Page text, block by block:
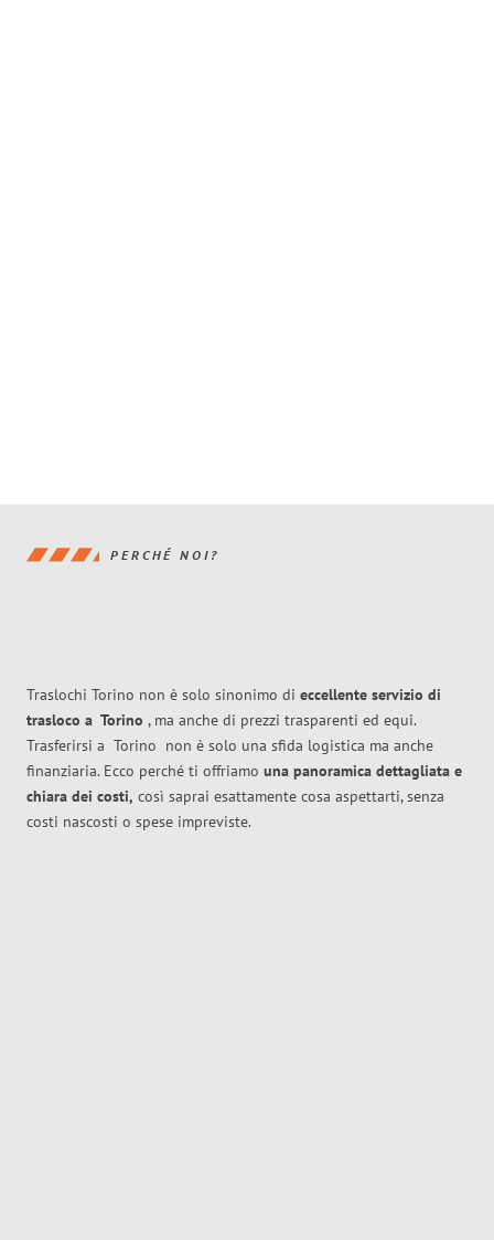
PERCHÉ NOI?
Traslochi Torino non è solo sinonimo di eccellente servizio di
trasloco a Torino , ma anche di prezzi trasparenti ed equi.
Trasferirsi a Torino non è solo una sfida logistica ma anche
finanziaria. Ecco perché ti offriamo una panoramica dettagliata e
chiara dei costi, così saprai esattamente cosa aspettarti, senza
costi nascosti o spese impreviste.